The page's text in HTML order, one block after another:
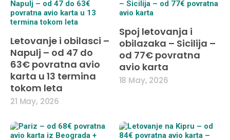
Letovanje i obilasci –
Napulj – od 47 do
63€ povratna avio
karta u 13 termina
tokom leta
21 May, 2026
Spoj letovanja i
obilazaka – Sicilija –
od 77€ povratna
avio karta
18 May, 2026